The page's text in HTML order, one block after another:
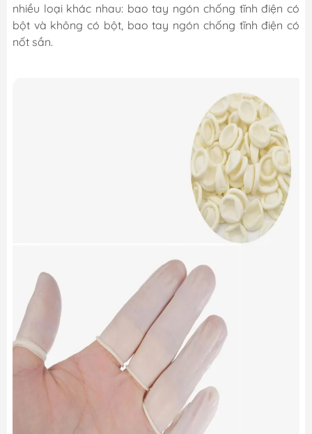
nhiều loại khác nhau: bao tay ngón chống tĩnh điện có
bột và không có bột, bao tay ngón chống tĩnh điện có
nốt sần.